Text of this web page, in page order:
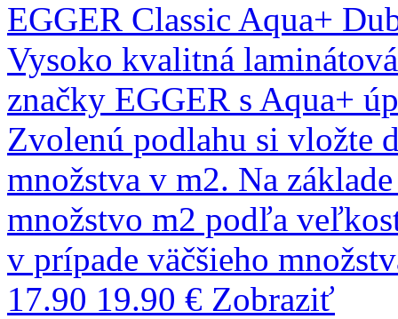
EGGER Classic Aqua+
Vysoko kvalitná
značky EGGER s Aqua+
Zvolenú podlahu si vložte
množstva v m2. Na
množstvo m2 podľa
v prípade väčšieho
17.90 19.90 € Zobraziť